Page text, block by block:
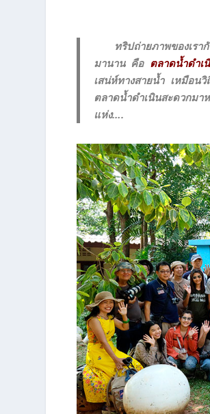
ทริปถ่ายภาพของเร
มานาน คือ ตลาดน้ำดำเ
เสน่ห์ทางสายน้ำ เหมือน
ตลาดน้ำดำเนินสะดวกม
แห่ง….